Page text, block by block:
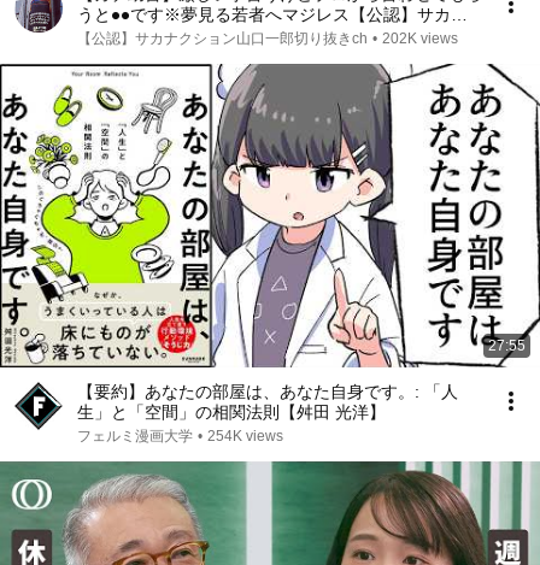
うと●●です※夢見る若者へマジレス【公認】サカナク
ション山口一郎切り抜きチャンネル #サカナクション
【公認】サカナクション山口一郎切り抜きch • 202K views
27:55
【要約】あなたの部屋は、あなた自身です。: 「人
生」と「空間」の相関法則【舛田 光洋】
フェルミ漫画大学 • 254K views